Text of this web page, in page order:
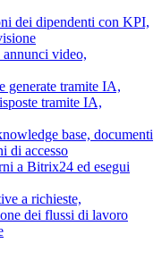
dei dipendenti con KPI,
video,
generate tramite IA,
tramite IA,
base, documenti
di accesso
a Bitrix24 ed esegui
a richieste,
dei flussi di lavoro